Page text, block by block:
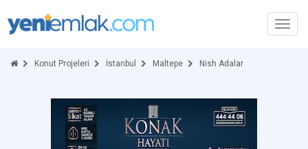
Konut Projeleri İstanbul Maltepe Nish Adalar